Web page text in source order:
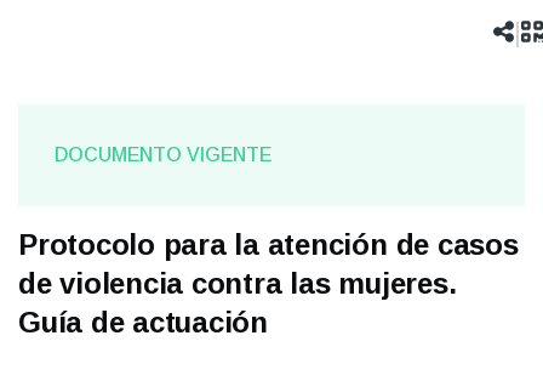
|
DOCUMENTO VIGENTE
Protocolo para la atención de casos
de violencia contra las mujeres.
Guía de actuación